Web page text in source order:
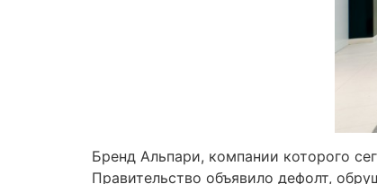
Бренд Альпари, компании которого
Правительство объявило дефолт,